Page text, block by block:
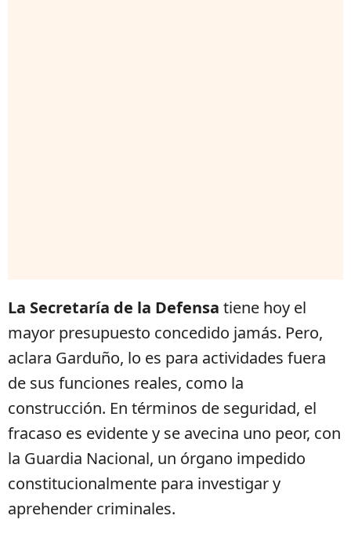
La Secretaría de la Defensa tiene hoy el
mayor presupuesto concedido jamás. Pero,
aclara Garduño, lo es para actividades fuera
de sus funciones reales, como la
construcción. En términos de seguridad, el
fracaso es evidente y se avecina uno peor, con
la Guardia Nacional, un órgano impedido
constitucionalmente para investigar y
aprehender criminales.